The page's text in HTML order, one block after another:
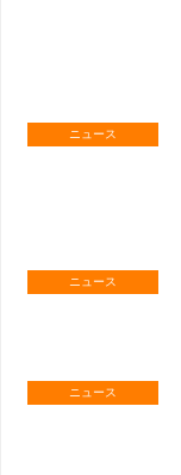
ニュース
ニュース
ニュース